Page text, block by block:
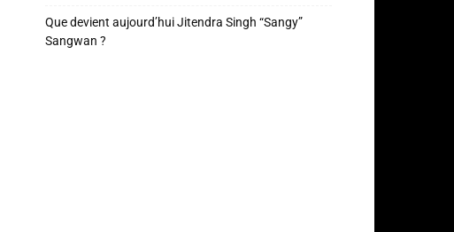
Que devient aujourd’hui Jitendra Singh “Sangy”
Sangwan ?